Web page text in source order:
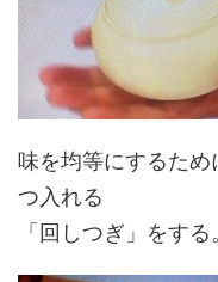
味を均等にするた
つ入れる
「回しつぎ」をする